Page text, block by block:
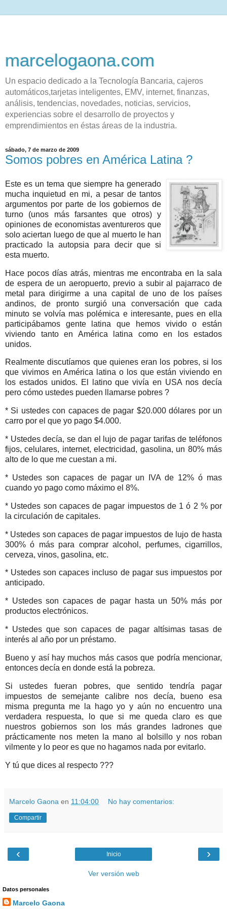
marcelogaona.com
Un espacio dedicado a la Tecnología Bancaria, cajeros
automáticos,tarjetas inteligentes, EMV, internet, finanzas,
análisis, tendencias, novedades, noticias, servicios,
experiencias sobre el desarrollo de proyectos y
emprendimientos en éstas áreas de la industria.
sábado, 7 de marzo de 2009
Somos pobres en América Latina ?
Este es un tema que siempre ha generado
mucha inquietud en mi, a pesar de tantos
argumentos por parte de los gobiernos de
turno (unos más farsantes que otros) y
opiniones de economistas aventureros que
solo aciertan luego de que al muerto le han
practicado la autopsia para decir que si
esta muerto.
Hace pocos días atrás, mientras me encontraba en la sala
de espera de un aeropuerto, previo a subir al pajarraco de
metal para dirigirme a una capital de uno de los países
andinos, de pronto surgió una conversación que cada
minuto se volvía mas polémica e interesante, pues en ella
participábamos gente latina que hemos vivido o están
viviendo tanto en América latina como en los estados
unidos.
Realmente discutíamos que quienes eran los pobres, si los
que vivimos en América latina o los que están viviendo en
los estados unidos. El latino que vivía en USA nos decía
pero cómo ustedes pueden llamarse pobres ?
* Si ustedes con capaces de pagar $20.000 dólares por un
carro por el que yo pago $4.000.
* Ustedes decía, se dan el lujo de pagar tarifas de teléfonos
fijos, celulares, internet, electricidad, gasolina, un 80% más
alto de lo que me cuestan a mi.
* Ustedes son capaces de pagar un IVA de 12% ó mas
cuando yo pago como máximo el 8%.
* Ustedes son capaces de pagar impuestos de 1 ó 2 % por
la circulación de capitales.
* Ustedes son capaces de pagar impuestos de lujo de hasta
300% ó más para comprar alcohol, perfumes, cigarrillos,
cerveza, vinos, gasolina, etc.
* Ustedes son capaces incluso de pagar sus impuestos por
anticipado.
* Ustedes son capaces de pagar hasta un 50% más por
productos electrónicos.
* Ustedes que son capaces de pagar altísimas tasas de
interés al año por un préstamo.
Bueno y así hay muchos más casos que podría mencionar,
entonces decía en donde está la pobreza.
Si ustedes fueran pobres, que sentido tendría pagar
impuestos de semejante calibre nos decía, bueno esa
misma pregunta me la hago yo y aún no encuentro una
verdadera respuesta, lo que si me queda claro es que
nuestros gobiernos son los más grandes ladrones que
prácticamente nos meten la mano al bolsillo y nos roban
vilmente y lo peor es que no hagamos nada por evitarlo.
Y tú que dices al respecto ???
Marcelo Gaona en 11:04:00 No hay comentarios:
Compartir
‹ ›
Inicio
Ver versión web
Datos personales
Marcelo Gaona